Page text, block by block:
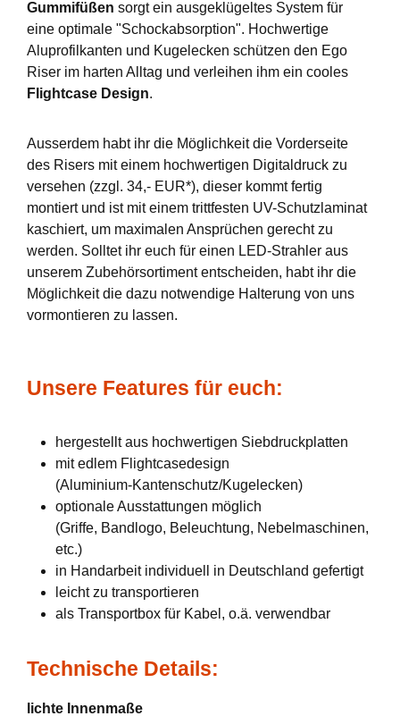
Gummifüßen sorgt ein ausgeklügeltes System für
eine optimale "Schockabsorption". Hochwertige
Aluprofilkanten und Kugelecken schützen den Ego
Riser im harten Alltag und verleihen ihm ein cooles
Flightcase Design.
Ausserdem habt ihr die Möglichkeit die Vorderseite
des Risers mit einem hochwertigen Digitaldruck zu
versehen (zzgl. 34,- EUR*), dieser kommt fertig
montiert und ist mit einem trittfesten UV-Schutzlaminat
kaschiert, um maximalen Ansprüchen gerecht zu
werden. Solltet ihr euch für einen LED-Strahler aus
unserem Zubehörsortiment entscheiden, habt ihr die
Möglichkeit die dazu notwendige Halterung von uns
vormontieren zu lassen.
Unsere Features für euch:
hergestellt aus hochwertigen Siebdruckplatten
mit edlem Flightcasedesign
(Aluminium-Kantenschutz/Kugelecken)
optionale Ausstattungen möglich
(Griffe, Bandlogo, Beleuchtung, Nebelmaschinen,
etc.)
in Handarbeit individuell in Deutschland gefertigt
leicht zu transportieren
als Transportbox für Kabel, o.ä. verwendbar
Technische Details:
lichte Innenmaße